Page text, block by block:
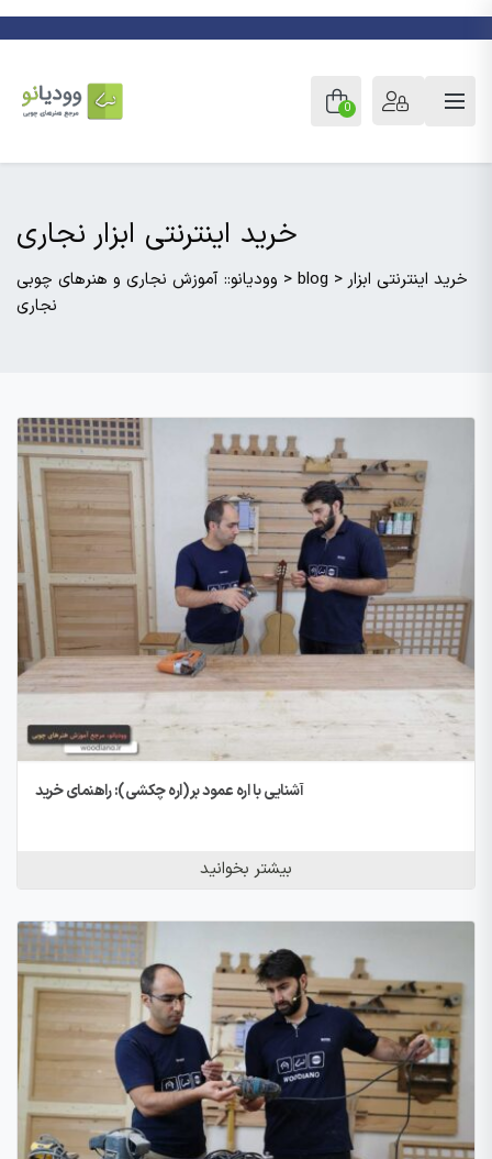
0
خرید اینترنتی ابزار نجاری
وودیانو:: آموزش نجاری و هنرهای چوبی > blog > خرید اینترنتی ابزار
نجاری
آشنایی با اره عمود بر (اره چکشی): راهنمای خرید
بیشتر بخوانید